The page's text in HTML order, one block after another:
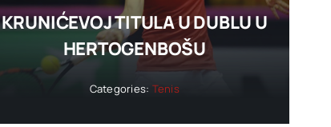
KRUNIĆEVOJ TITULA U DUBLU U
HERTOGENBOŠU
Categories: Tenis